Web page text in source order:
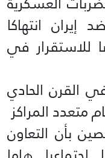
إيران انتهاكا
للاستقرار في
القرن الحادي
متعدد المراكز
بأن التعاون